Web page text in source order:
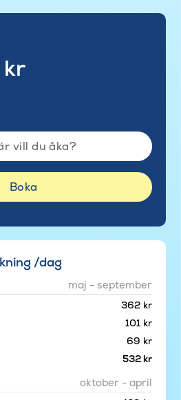
vill du åka?
Boka
/dag
maj - september
362 kr
101 kr
69 kr
532 kr
oktober - april